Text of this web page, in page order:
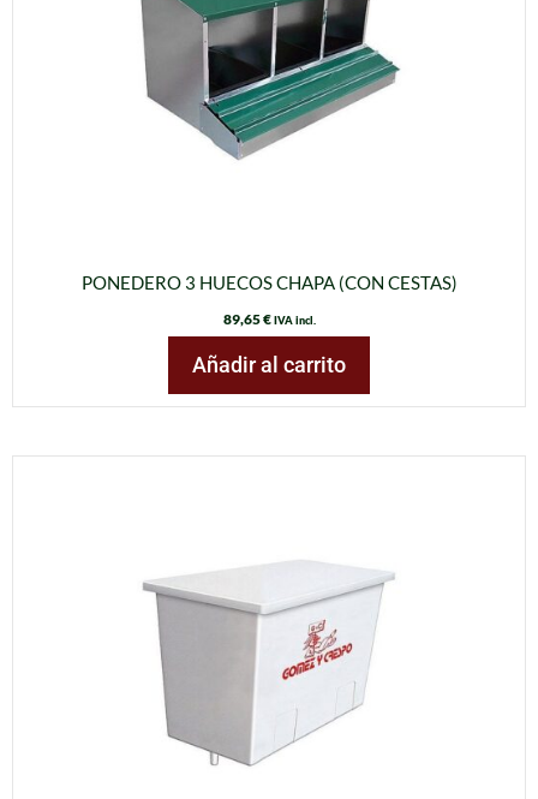
PONEDERO 3 HUECOS CHAPA (CON CESTAS)
89,65€ IVA incl.
Añadir al carrito